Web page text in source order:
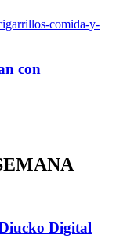
con
Digital